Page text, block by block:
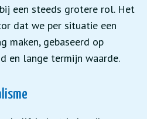
een steeds grotere rol. Het
dat we per situatie een
maken, gebaseerd op
en lange termijn waarde.